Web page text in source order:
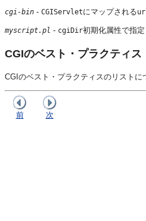
cgi-bin - CGIServletにマップされる
myscript.pl - cgiDir初期化属性で指
CGIのベスト・プラクティス
CGIのベスト・プラクティスのリストに
前 次